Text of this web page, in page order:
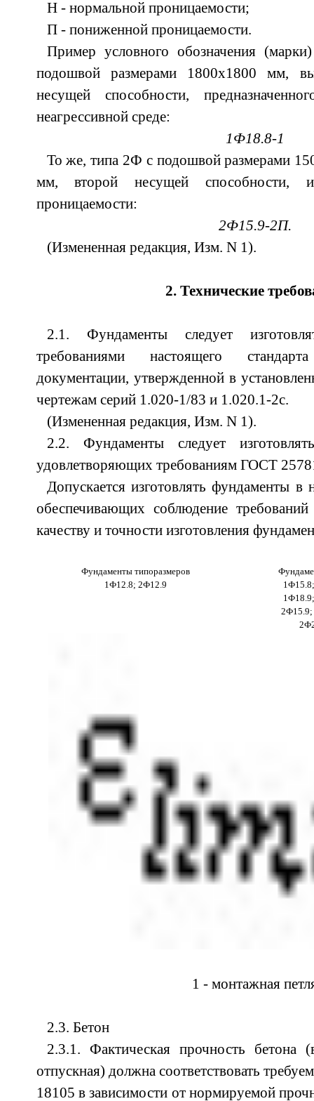
Н - нормальной проницаемости;
П - пониженной проницаемости.
Пример условного обозначения
подошвой размерами 1800х1800 мм,
несущей способности,
неагрессивной среде:
1Ф18.8-1
То же, типа 2Ф с подошвой размерами
мм, второй несущей способности,
проницаемости:
2Ф15.9-2П.
(Измененная редакция, Изм. N 1).
2. Технические
2.1. Фундаменты следует
требованиями настоящего
документации, утвержденной в
чертежам серий 1.020-1/83 и 1.020.1-2с.
(Измененная редакция, Изм. N 1).
2.2. Фундаменты следует
удовлетворяющих требованиям ГОСТ
Допускается изготовлять фундаменты в
обеспечивающих соблюдение требований
качеству и точности изготовления
Фундаменты типоразмеров
1Ф12.8; 2Ф12.9
1 - монтажная
2.3. Бетон
2.3.1. Фактическая прочность бетона
отпускная) должна соответствовать
18105 в зависимости от нормируемой